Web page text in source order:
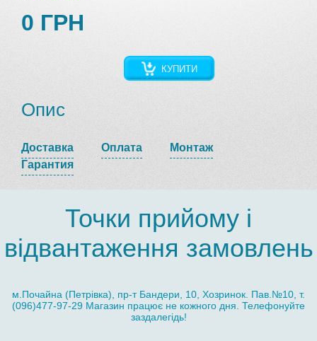
0 ГРН
КУПИТИ
Опис
Доставка Оплата
Монтаж
Гарантия
Точки прийому і
відвантаження замовлень
м.Почайна (Петрівка), пр-т Бандери, 10, Хозринок. Пав.№10, т.
(096)477-97-29 Магазин працює не кожного дня. Телефонуйте
заздалегідь!